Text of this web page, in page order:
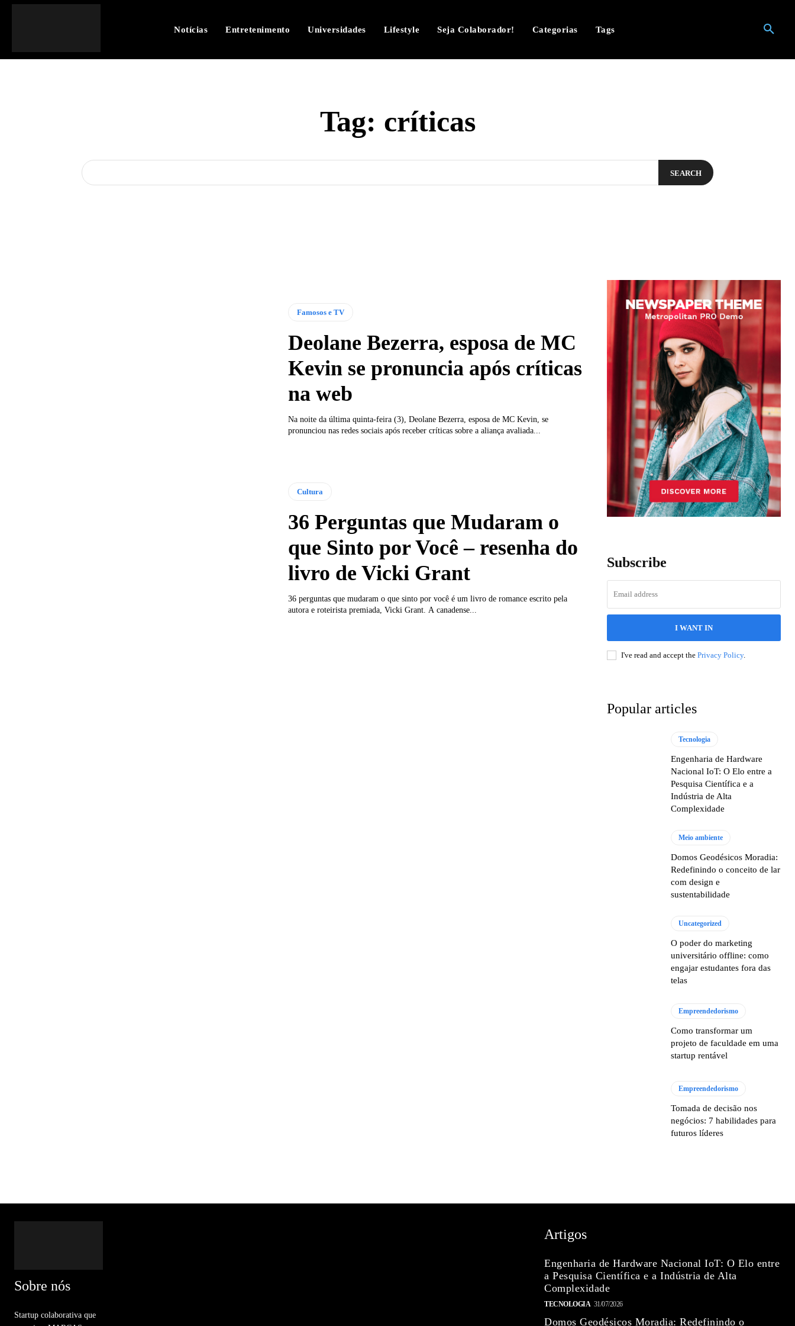
Notícias Entretenimento Universidades Lifestyle Seja Colaborador! Categorias Tags
Tag: críticas
SEARCH
Famosos e TV
Deolane Bezerra, esposa de MC
Kevin se pronuncia após críticas
na web
Na noite da última quinta-feira (3), Deolane Bezerra, esposa de MC Kevin, se
pronunciou nas redes sociais após receber críticas sobre a aliança avaliada...
Cultura
36 Perguntas que Mudaram o
que Sinto por Você – resenha do
livro de Vicki Grant
36 perguntas que mudaram o que sinto por você é um livro de romance escrito pela
autora e roteirista premiada, Vicki Grant. A canadense...
Subscribe
I WANT IN
I've read and accept the Privacy Policy.
Popular articles
Tecnologia
Engenharia de Hardware
Nacional IoT: O Elo entre a
Pesquisa Científica e a
Indústria de Alta
Complexidade
Meio ambiente
Domos Geodésicos Moradia:
Redefinindo o conceito de lar
com design e
sustentabilidade
Uncategorized
O poder do marketing
universitário offline: como
engajar estudantes fora das
telas
Empreendedorismo
Como transformar um
projeto de faculdade em uma
startup rentável
Empreendedorismo
Tomada de decisão nos
negócios: 7 habilidades para
futuros líderes
Sobre nós
Startup colaborativa que
Artigos
Engenharia de Hardware Nacional IoT: O Elo entre
a Pesquisa Científica e a Indústria de Alta
Complexidade
TECNOLOGIA 31/07/2026
Domos Geodésicos Moradia: Redefinindo o